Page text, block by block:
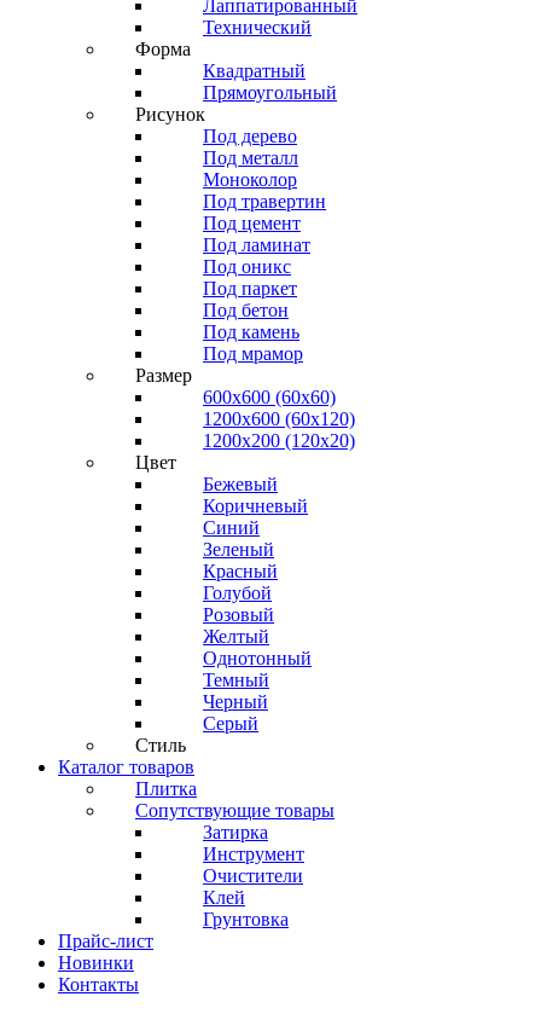
Лаппатированный
Технический
Форма
Квадратный
Прямоугольный
Рисунок
Под дерево
Под металл
Моноколор
Под травертин
Под цемент
Под ламинат
Под оникс
Под паркет
Под бетон
Под камень
Под мрамор
Размер
600х600 (60х60)
1200х600 (60х120)
1200х200 (120x20)
Цвет
Бежевый
Коричневый
Синий
Зеленый
Красный
Голубой
Розовый
Желтый
Однотонный
Темный
Черный
Серый
Стиль
Каталог товаров
Плитка
Сопутствующие товары
Затирка
Инструмент
Очистители
Клей
Грунтовка
Прайс-лист
Новинки
Контакты